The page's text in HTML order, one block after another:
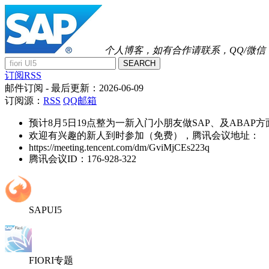
个人博客，如有合作请联系，QQ/微信
SEARCH
订阅RSS
邮件订阅 - 最后更新： 2026-06-09
订阅源： RSS QQ邮箱
预计8月5日19点整为一新入门小朋友做SAP、及ABAP方
欢迎有兴趣的新人到时参加（免费），腾讯会议地址：
https://meeting.tencent.com/dm/GviMjCEs223q
腾讯会议ID：176-928-322
SAPUI5
FIORI专题